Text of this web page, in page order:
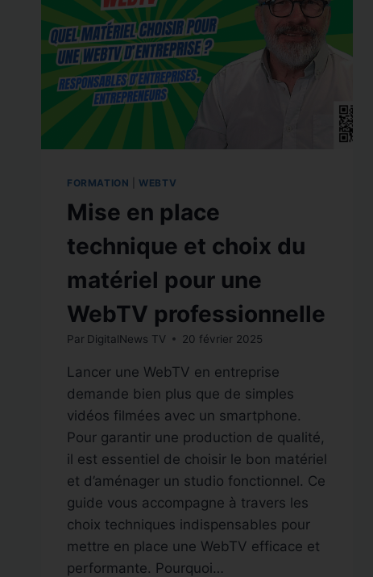
FORMATION WEBTV
Mise en place
technique et choix du
matériel pour une
WebTV professionnelle
Par DigitalNews TV 20 février 2025
Lancer une WebTV en entreprise
demande bien plus que de simples
vidéos filmées avec un smartphone.
Pour garantir une production de qualité,
il est essentiel de choisir le bon matériel
et d’aménager un studio fonctionnel. Ce
guide vous accompagne à travers les
choix techniques indispensables pour
mettre en place une WebTV efficace et
performante. Pourquoi…